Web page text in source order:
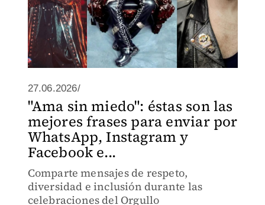
27.06.2026/
"Ama sin miedo": éstas son las
mejores frases para enviar por
WhatsApp, Instagram y
Facebook e...
Comparte mensajes de respeto,
diversidad e inclusión durante las
celebraciones del Orgullo